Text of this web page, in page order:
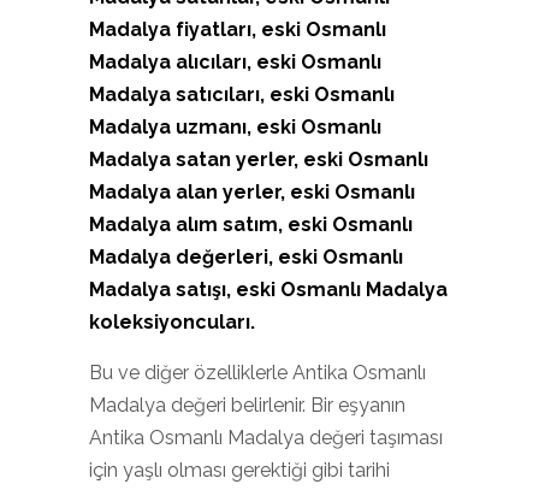
Madalya fiyatları, eski Osmanlı
Madalya alıcıları, eski Osmanlı
Madalya satıcıları, eski Osmanlı
Madalya uzmanı, eski Osmanlı
Madalya satan yerler, eski Osmanlı
Madalya alan yerler, eski Osmanlı
Madalya alım satım, eski Osmanlı
Madalya değerleri, eski Osmanlı
Madalya satışı, eski Osmanlı Madalya
koleksiyoncuları.
Bu ve diğer özelliklerle Antika Osmanlı
Madalya değeri belirlenir. Bir eşyanın
Antika Osmanlı Madalya değeri taşıması
için yaşlı olması gerektiği gibi tarihi